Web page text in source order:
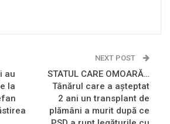
au
la
NEXT POST
STATUL CARE OMOARĂ…
Tânărul care a așteptat
2 ani un transplant de
plămâni a murit după ce